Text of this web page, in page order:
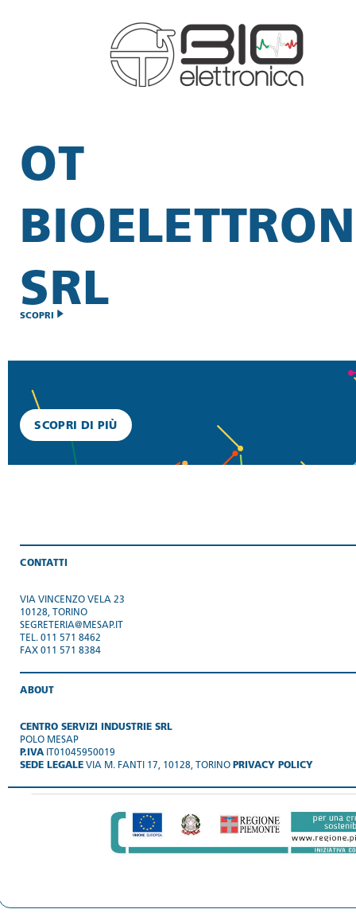
OT
SRL
SCOPRI
SCOPRI DI PIÙ
CONTATTI
VIA VINCENZO VELA 23
10128, TORINO
SEGRETERIA@MESAP.IT
TEL. 011 571 8462
FAX 011 571 8384
ABOUT
CENTRO SERVIZI INDUSTRIE SRL
POLO MESAP
P.IVA IT01045950019
SEDE LEGALE VIA M. FANTI 17, 10128, TORINO PRIVACY POLICY